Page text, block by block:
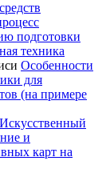
подготовки
техника
Особенности
для
(на примере
Искусственный
и
карт на